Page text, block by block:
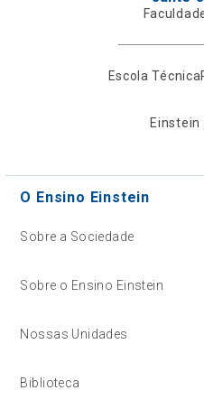
Escola Técnica
Einstein
O Ensino Einstein
Sobre a Sociedade
Sobre o Ensino Einstein
Nossas Unidades
Biblioteca